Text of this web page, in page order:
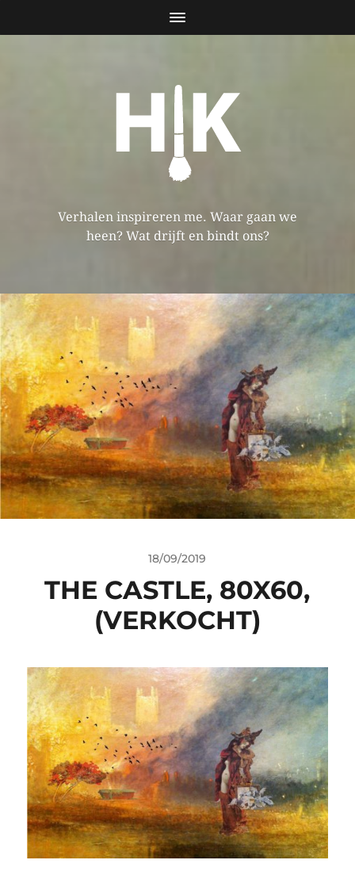
Verhalen inspireren me. Waar gaan we
heen? Wat drijft en bindt ons?
18/09/2019
THE CASTLE, 80X60,
(VERKOCHT)